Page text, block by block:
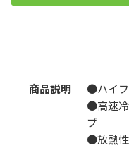
¥6,100 （税込）
商品説明
●ハイ
●高速冷
プ
●放熱性